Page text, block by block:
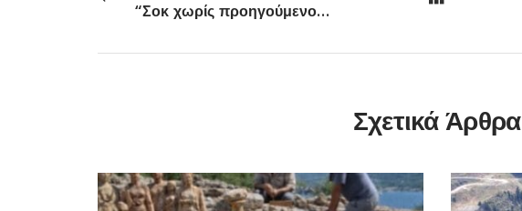
“Σοκ χωρίς προηγούμενο” στην εργασία: η βαριά προειδοποίηση του CEO της Anthropic για την ΑΙ
Σχετικά Άρθρα